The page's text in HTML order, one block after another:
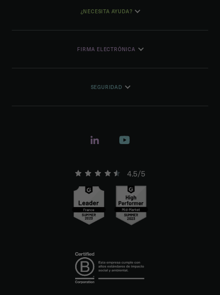
¿NECESITA AYUDA?
FIRMA ELECTRÓNICA
SEGURIDAD
4.5/5